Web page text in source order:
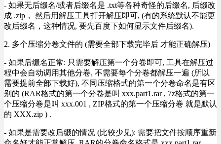
- 如果无后缀名/或者后缀名是 .txt等各种奇怪的后缀名, 后缀改
成 .zip， 然后用解压工具打开解压即可, (有的系统默认不能更
改后缀名，这种情况, 要先百度下如何显示文件后缀名).
2. 多个压缩分卷文件的 (需要全部下载完毕后 才能正确解压)
- 如果后缀名正常: 只需要解压第一个分卷即可, 工具在解压过
程中会自动调用其他分卷, 不需要每个分卷都解压一遍 (所以
需要提前全部下载好), 不同压缩格式的第一个分卷命名是有区
别的 (RAR格式的第一个分卷是叫 xxx.part1.rar , 7z格式的第一
个压缩分卷是叫 xxx.001 , ZIP格式的第一个压缩分卷 就是默认
的 XXX.zip ) .
- 如果是需要改后缀的情况 (比较少见): 需要把文件按顺序重新